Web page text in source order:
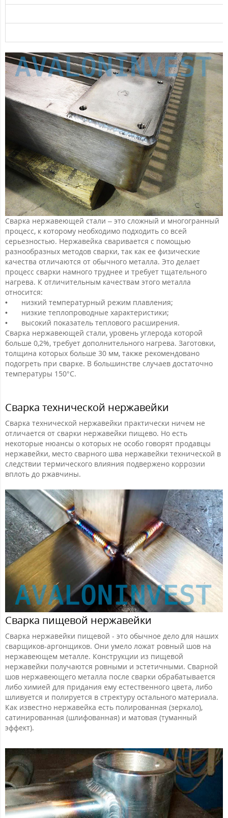
Сварка нержавеющей стали – это сложный и многогранный
процесс, к которому необходимо подходить со всей
серьезностью. Нержавейка сваривается с помощью
разнообразных методов сварки, так как ее физические
качества отличаются от обычного металла. Это делает
процесс сварки намного труднее и требует тщательного
нагрева. К отличительным качествам этого металла
относится:
•
низкий температурный режим плавления;
•
низкие теплопроводные характеристики;
•
высокий показатель теплового расширения.
Сварка нержавеющей стали, уровень углерода которой
больше 0,2%, требует дополнительного нагрева. Заготовки,
толщина которых больше 30 мм, также рекомендовано
подогреть при сварке. В большинстве случаев достаточно
температуры 150°С.
Сварка технической нержавейки
Сварка технической нержавейки практически ничем не
отличается от сварки нержавейки пищево. Но есть
некоторые нюансы о которых не особо говорят продавцы
нержавейки, место сварного шва нержавейки технической в
следствии термического влияния подвержено коррозии
вплоть до ржавчины.
Сварка пищевой нержавейки
Сварка нержавейки пищевой - это обычное дело для наших
сварщиков-аргонщиков. Они умело ложат ровный шов на
нержавеющем металле. Конструкции из пищевой
нержавейки получаются ровными и эстетичными. Сварной
шов нержавеющего металла после сварки обрабатывается
либо химией для придания ему естественного цвета, либо
шливуется и полируется в стректуру остального материала.
Как известно нержавейка есть полированная (зеркало),
сатинированная (шлифованная) и матовая (туманный
эффект).